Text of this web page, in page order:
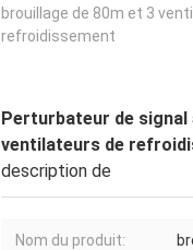
brouillage de 80m et 3
refroidissement
Perturbateur de signal
ventilateurs de
description de
Nom du produit: